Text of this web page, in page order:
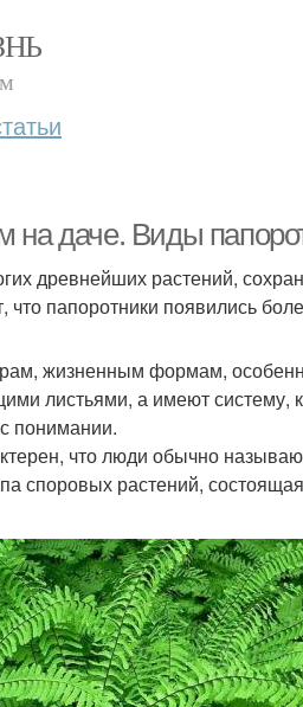
на даче. Виды
древнейших растений,
папоротники появились
жизненным формам,
листьями, а имеют систему,
понимании.
что люди обычно
споровых растений,